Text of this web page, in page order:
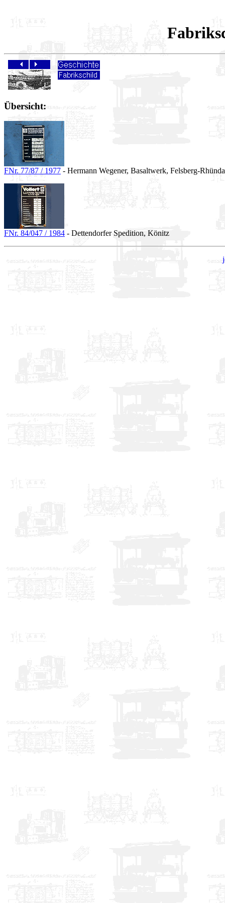
Übersicht:
FNr. 77/87 / 1977 - Hermann Wegener, Basaltwerk, Felsberg-Rhünda
FNr. 84/047 / 1984 - Dettendorfer Spedition, Könitz